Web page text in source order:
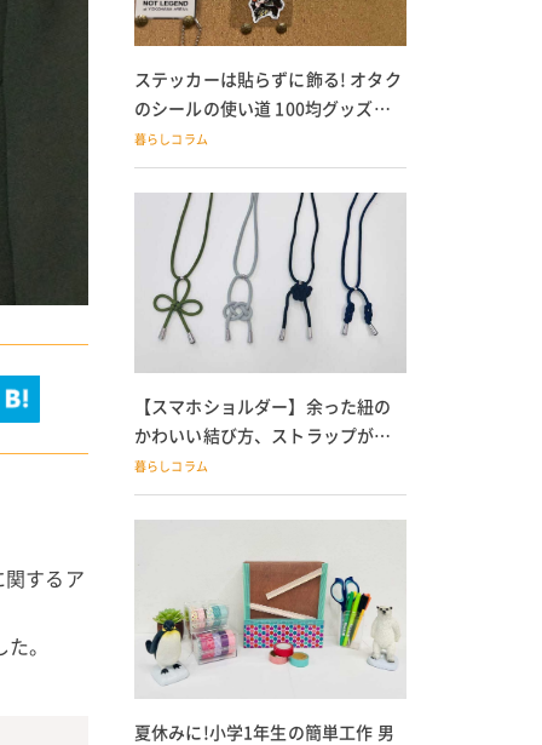
するア
。
ステッカーは貼らずに飾る! オタク
のシールの使い道 100均グッズで
の飾り方も
暮らしコラム
【スマホショルダー】余った紐の
かわいい結び方、ストラップが落
ちる人必見
暮らしコラム
夏休みに!小学1年生の簡単工作 男